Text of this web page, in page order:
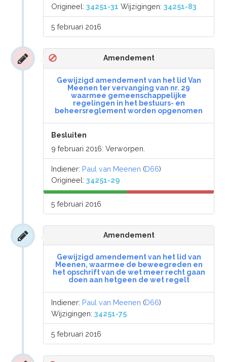
Origineel:34251-31 Wijzigingen:34251-83
5 februari 2016
Amendement
Gewijzigd amendement van het lid Van
Meenen ter vervanging van nr. 29
waarmee gemeenschappelijke
regelingen in het bestuurs- en
beheersreglement worden opgenomen
Besluiten
9 februari 2016: Verworpen.
Indiener: Paul van Meenen (D66)
Origineel:34251-29
5 februari 2016
Amendement
Gewijzigd amendement van het lid van
Meenen, waarmee de beweegreden en
het opschrift van de wet meer recht gaan
doen aan hetgeen de wet regelt
Indiener: Paul van Meenen (D66)
Wijzigingen:34251-75
5 februari 2016